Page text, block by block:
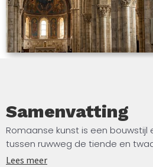
Samenvatting
Romaanse kunst is een bouwstijl
tussen ruwweg de tiende en
bloei kwam. Dit boek,
Lees meer